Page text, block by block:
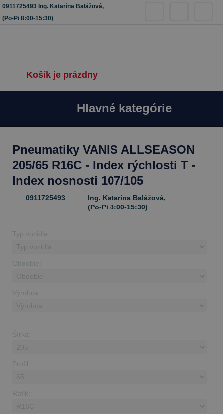
0911725493 Ing. Katarína Balážová,
(Po-Pi 8:00-15:30)
Košík je prázdny
Hlavné kategórie
Pneumatiky VANIS ALLSEASON
205/65 R16C - Index rýchlosti T -
Index nosnosti 107/105
0911725493
Ing. Katarína Balážová,
(Po-Pi 8:00-15:30)
Typ vozidla:
Obdobie:
Výrobca:
Šírka:
Profil:
Ráfik: